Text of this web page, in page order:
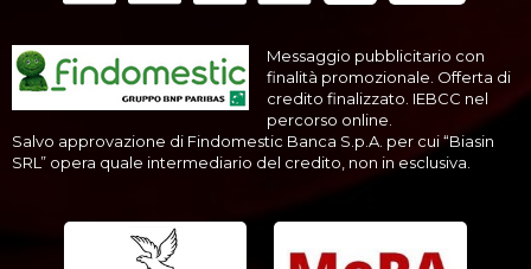
Messaggio pubblicitario con
finalità promozionale. Offerta di
credito finalizzato. IEBCC nel
percorso online.
Salvo approvazione di Findomestic Banca S.p.A. per cui “Biasin
SRL” opera quale intermediario del credito, non in esclusiva.